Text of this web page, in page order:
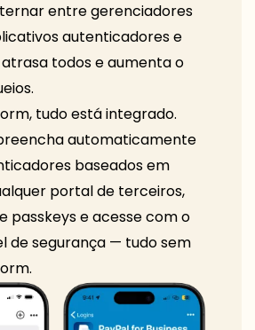
entre gerenciadores
autenticadores e
todos e aumenta o
tudo está integrado.
automaticamente
baseados em
portal de terceiros,
passkeys e acesse com o
de segurança — tudo sem